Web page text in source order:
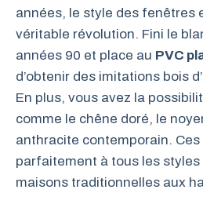
années, le style des fenêtres
véritable révolution. Fini le
années 90 et place au PVC
d’obtenir des imitations bois
En plus, vous avez la
comme le chêne doré, le
anthracite contemporain.
parfaitement à tous les
maisons traditionnelles aux